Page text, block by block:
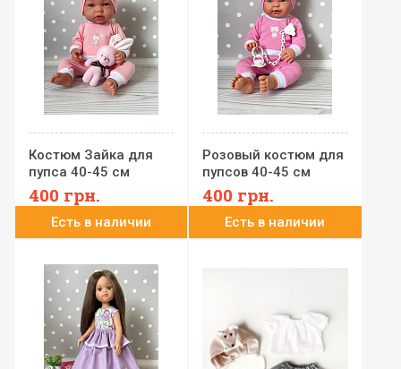
Костюм Зайка для
пупса 40-45 см
(Paola Reina, Llorens,
Antonio Juan и др.)
400 грн.
Есть в наличии
Розовый костюм для
пупсов 40-45 см
(Paola Reina, Llorens,
Antonio Juan и др.)
400 грн.
Есть в наличии